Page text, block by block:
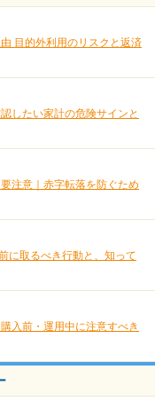
目的外利用のリスクと返済
したい家計の危険サインと
注意｜赤字転落を防ぐため
に取るべき行動と、知って
入前・運用中に注意すべき